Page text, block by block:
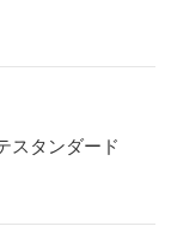
スタンダード